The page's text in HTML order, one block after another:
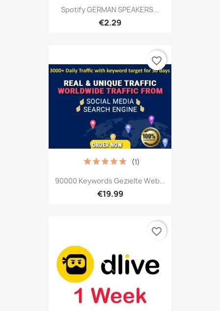
Spotify GERMAN SPEAKERS...
€2.29
90000 Keywords Gezielte Web...
€19.99
(1)
favorite_border
favorite_border